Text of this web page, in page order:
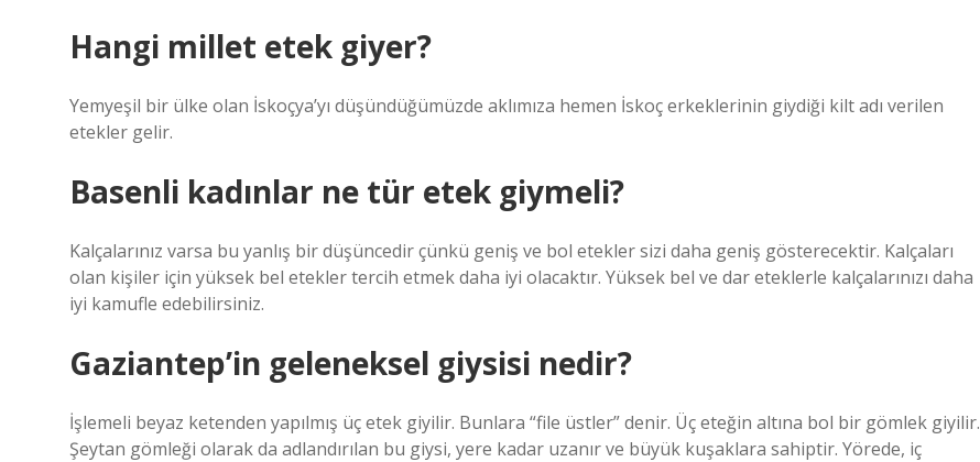
Hangi millet etek giyer?
Yemyeşil bir ülke olan İskoçya’yı düşündüğümüzde aklımıza hemen İskoç erkeklerinin giydiği kilt adı verilen
etekler gelir.
Basenli kadınlar ne tür etek giymeli?
Kalçalarınız varsa bu yanlış bir düşüncedir çünkü geniş ve bol etekler sizi daha geniş gösterecektir. Kalçaları
olan kişiler için yüksek bel etekler tercih etmek daha iyi olacaktır. Yüksek bel ve dar eteklerle kalçalarınızı daha
iyi kamufle edebilirsiniz.
Gaziantep’in geleneksel giysisi nedir?
İşlemeli beyaz ketenden yapılmış üç etek giyilir. Bunlara “file üstler” denir. Üç eteğin altına bol bir gömlek giyilir.
Şeytan gömleği olarak da adlandırılan bu giysi, yere kadar uzanır ve büyük kuşaklara sahiptir. Yörede, iç